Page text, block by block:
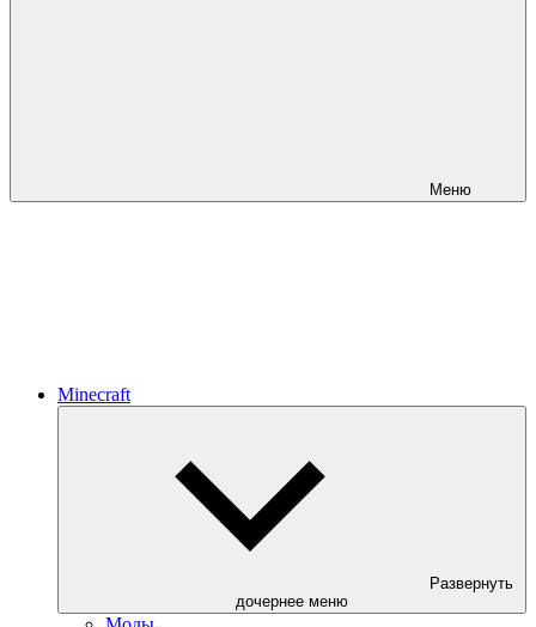
Меню
Minecraft
Развернуть
дочернее меню